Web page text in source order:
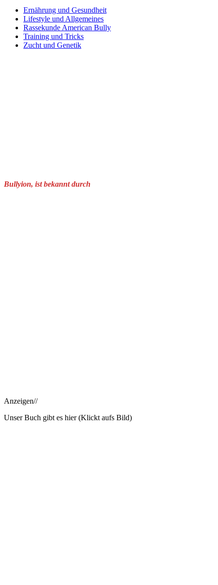
Ernährung und Gesundheit
Lifestyle und Allgemeines
Rassekunde American Bully
Training und Tricks
Zucht und Genetik
Bullyion, ist bekannt durch
Anzeigen//
Unser Buch gibt es hier (Klickt aufs Bild)